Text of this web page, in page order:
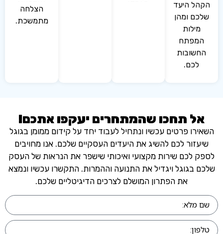
היעד
ומהן
מתמשכת.
תחכו שהמתחרים יעקפו אתכם!
פרטים עכשיו ונתחיל לעבוד יחד על קידום ממומן בגוגל
לכם להשיג את היעדים העסקיים שלכם. אנו מחויבים
לכם שירות מקצועי ואיכותי שישפר את הנראות של העסק
בגוגל ויגדיל את התנועה וההמרות. התקשרו עכשיו ונמצא
את הפתרון המושלם לצרכים הדיגיטליים שלכם.